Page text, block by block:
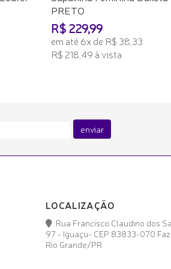
PRETO
R$ 229,99
em até 6x de R$ 38,33
R$ 218,49 à vista
enviar
LOCALIZAÇÃO
Rua Francisco Claudino dos
97 - Iguaçu- CEP 83833-070
Rio Grande/PR